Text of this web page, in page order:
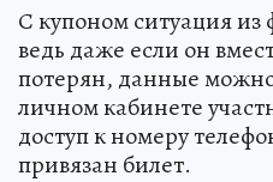
С купоном ситуация из
ведь даже если он
потерян, данные можно
личном кабинете
доступ к номеру
привязан билет.